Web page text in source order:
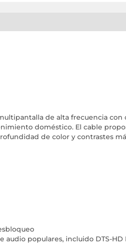
de alta frecuencia con
doméstico. El cable
de color y contrastes
audio populares, incluido DTS-HD